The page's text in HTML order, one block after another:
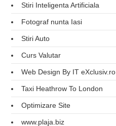
Stiri Inteligenta Artificiala
Fotograf nunta Iasi
Stiri Auto
Curs Valutar
Web Design By IT eXclusiv.ro
Taxi Heathrow To London
Optimizare Site
www.plaja.biz